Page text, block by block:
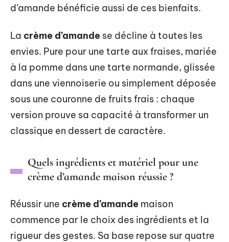
d’amande bénéficie aussi de ces bienfaits.
La crème d’amande se décline à toutes les
envies. Pure pour une tarte aux fraises, mariée
à la pomme dans une tarte normande, glissée
dans une viennoiserie ou simplement déposée
sous une couronne de fruits frais : chaque
version prouve sa capacité à transformer un
classique en dessert de caractère.
Quels ingrédients et matériel pour une
crème d’amande maison réussie ?
Réussir une crème d’amande maison
commence par le choix des ingrédients et la
rigueur des gestes. Sa base repose sur quatre